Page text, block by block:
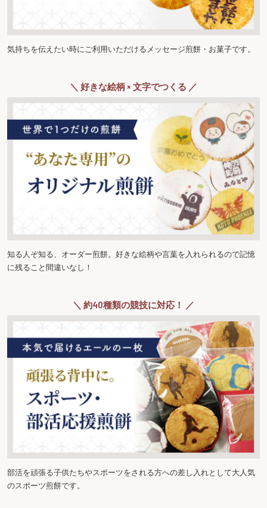
気持ちを伝えたい時にご利用いただけるメッセージ煎餅・お菓子です。
＼ 好きな絵柄 × 文字でつくる ／
知る人ぞ知る、オーダー煎餅。好きな絵柄や言葉を入れられるので記憶
に残ること間違いなし！
＼ 約40種類の競技に対応！ ／
部活を頑張る子供たちやスポーツをされる方への差し入れとして大人気
のスポーツ煎餅です。